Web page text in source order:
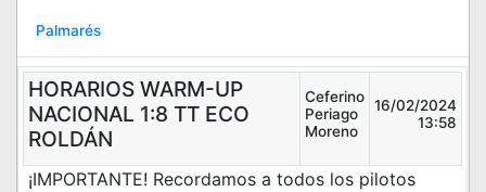
Palmarés
HORARIOS WARM-UP
NACIONAL 1:8 TT ECO
ROLDÁN
Ceferino
Periago
Moreno
16/02/2024
13:58
¡IMPORTANTE! Recordamos a todos los pilotos